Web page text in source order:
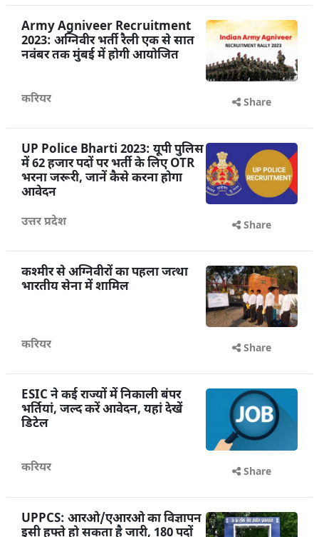
Army Agniveer Recruitment
2023: अग्निवीर भर्ती रैली एक से सात
नवंबर तक मुंबई में होगी आयोजित
करियर Share
UP Police Bharti 2023: यूपी पुलिस
में 62 हजार पदों पर भर्ती के लिए OTR
भरना जरूरी, जानें कैसे करना होगा
आवेदन
उत्तर प्रदेश Share
कश्मीर से अग्निवीरों का पहला जत्था
भारतीय सेना में शामिल
करियर Share
ESIC ने कई राज्यों में निकाली बंपर
भर्तियां, जल्द करें आवेदन, यहां देखें
डिटेल
करियर Share
UPPCS: आरओ/एआरओ का विज्ञापन
इसी हफ्ते हो सकता है जारी, 180 पदों